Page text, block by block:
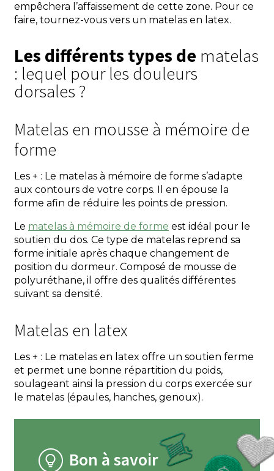
empêchera l’affaissement de cette zone. Pour ce
faire, tournez-vous vers un matelas en latex.
Les différents types de matelas
: lequel pour les douleurs
dorsales ?
Matelas en mousse à mémoire de
forme
Les + : Le matelas à mémoire de forme s’adapte
aux contours de votre corps. Il en épouse la
forme afin de réduire les points de pression.
Le matelas à mémoire de forme est idéal pour le
soutien du dos. Ce type de matelas reprend sa
forme initiale après chaque changement de
position du dormeur. Composé de mousse de
polyuréthane, il offre des qualités différentes
suivant sa densité.
Matelas en latex
Les + : Le matelas en latex offre un soutien ferme
et permet une bonne répartition du poids,
soulageant ainsi la pression du corps exercée sur
le matelas (épaules, hanches, genoux).
Bon à savoir